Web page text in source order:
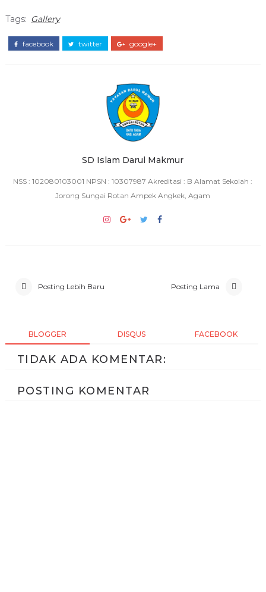
Tags: Gallery
facebook twitter google+
SD Islam Darul Makmur
NSS : 102080103001 NPSN : 10307987 Akreditasi : B Alamat Sekolah :
Jorong Sungai Rotan Ampek Angkek, Agam
Posting Lebih Baru Posting Lama
BLOGGER DISQUS FACEBOOK
TIDAK ADA KOMENTAR:
POSTING KOMENTAR